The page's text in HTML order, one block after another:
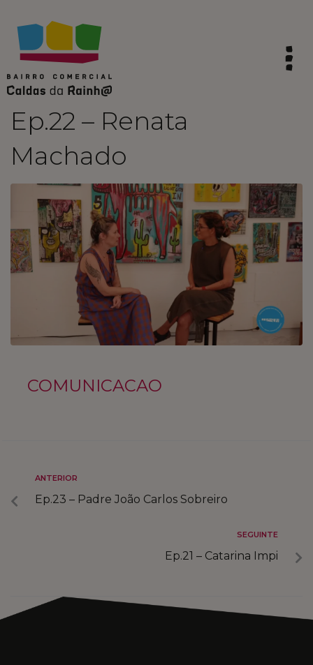
SINTA A TRADIÇÃO
VIVA AS CALDAS
VIBRE COM A INOVAÇÃO
INSPIRE O FUTURO
Ep.22 – Renata
Machado
COMUNICACAO
ANTERIOR
Ep.23 – Padre João Carlos Sobreiro
SEGUINTE
Ep.21 – Catarina Impi